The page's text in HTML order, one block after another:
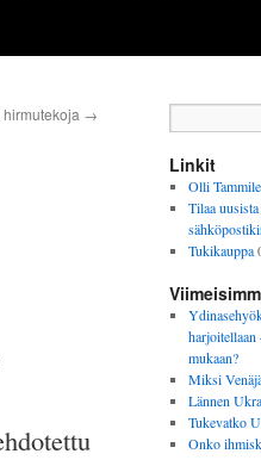
→
Linkit
Olli
Tilaa
Tukikauppa
harjoitellaan
mukaan?
Miksi
Lännen
Tukevatko
Onko